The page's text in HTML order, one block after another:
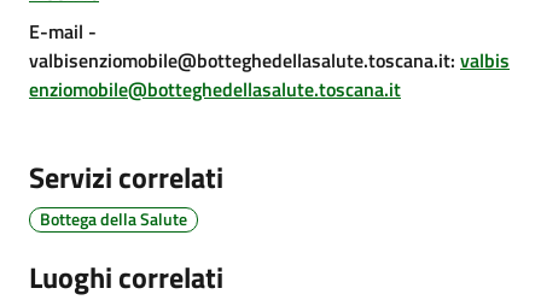
Documenti
e
dati
Seguici
su
E-mail -
valbisenziomobile@botteghedellasalute.toscana.it: valbis
enziomobile@botteghedellasalute.toscana.it
Servizi correlati
Bottega della Salute
Luoghi correlati